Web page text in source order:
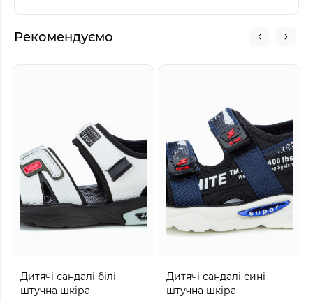
Рекомендуємо
Дитячі сандалі білі
штучна шкіра
Дитячі сандалі сині
штучна шкіра